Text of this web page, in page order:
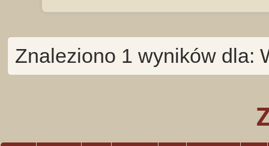
Znaleziono 1 wyników dla: